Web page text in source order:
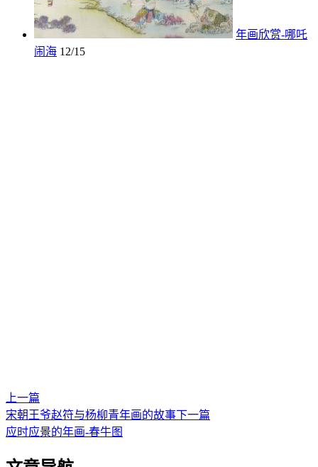
年画欣赏-哪吒
闹海 12/15
上一篇
宋朝王爷赵符与杨柳青年画的故事 下一篇
应时应景的年画-春牛图